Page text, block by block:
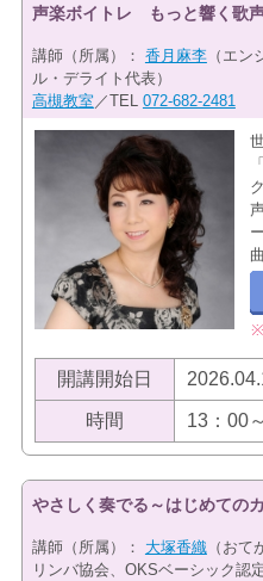
声楽ボイトレ もっと響く歌
講師（所属）： 香月麻李（エン
ル・デライト代表）
高槻教室 ／TEL 072-682-2481
開講開始日
時間 13：00
やさしく奏でる～はじめての
講師（所属）： 大塚香織（おて
リンバ協会、OKSベーシック認